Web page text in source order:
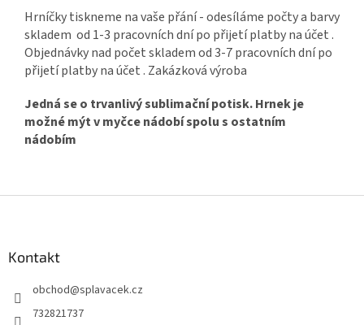
Hrníčky tiskneme na vaše přání - odesíláme počty a barvy
skladem od 1-3 pracovních dní po přijetí platby na účet .
Objednávky nad počet skladem od 3-7 pracovních dní po
přijetí platby na účet . Zakázková výroba
Jedná se o trvanlivý sublimační potisk. Hrnek je
možné mýt v myčce nádobí spolu s ostatním
nádobím
Kontakt
obchod@splavacek.cz
732821737